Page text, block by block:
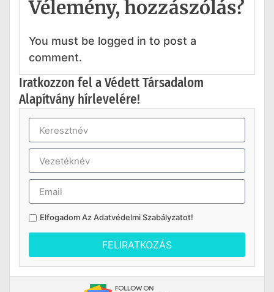
Vélemény, hozzászólás?
You must be logged in to post a
comment.
Iratkozzon fel a Védett Társadalom
Alapítvány hírlevelére!
Elfogadom AzAdatvédelmi Szabályzatot!
FELIRATKOZÁS